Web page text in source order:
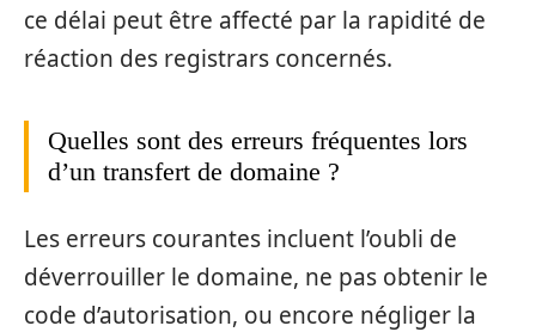
ce délai peut être affecté par la rapidité de
réaction des registrars concernés.
Quelles sont des erreurs fréquentes lors
d’un transfert de domaine ?
Les erreurs courantes incluent l’oubli de
déverrouiller le domaine, ne pas obtenir le
code d’autorisation, ou encore négliger la